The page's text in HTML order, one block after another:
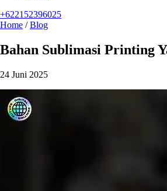
+622152396025
Home /Blog
Bahan Sublimasi Printing
24 Juni 2025